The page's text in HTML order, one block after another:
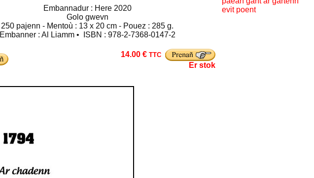
Embannadur : Here 2020
Golo gwevn
250 pajenn - Mentoù : 13 x 20 cm - Pouez : 285 g.
Embanner : Al Liamm • ISBN : 978-2-7368-0147-2
14.00 € TTC
Er stok
evit poent